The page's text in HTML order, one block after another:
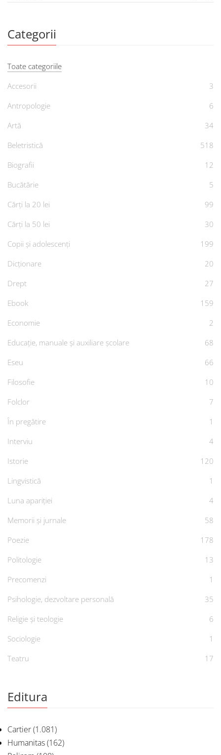
Categorii
Toate categoriile
Accesorii
3
Antropologie
6
Artă
34
Beletristică
518
Biografii
12
Bucătărie
5
Cărți la 20 lei
99
Cărți la 50 lei
30
Copii și adolescenți
199
Dicționare
20
Drept
27
Ebook
159
Economie
2
Educație, manuale și auxiliare școlare
68
Eseu
66
Filosofie
10
Folclor
7
În pregătire
1
Interviu
4
Istorie
120
Lingvistică
1
Luna apariției
4
Memorii și jurnale
58
Poezie
178
Politologie
13
Precomenzi
1
Psihologie, dezvoltare personală
35
Religie și teologie
6
Sociologie
1
Teatru
17
Editura
Cartier(1.081)
Humanitas(162)